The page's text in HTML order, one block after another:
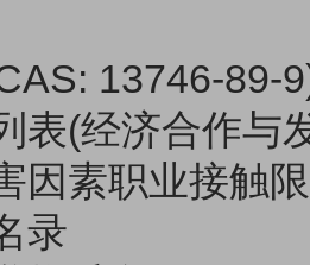
13746-89-
表(经济合作与
因素职业接触
录